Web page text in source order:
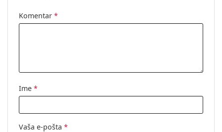
Komentar *
Ime *
Vaša e-pošta *